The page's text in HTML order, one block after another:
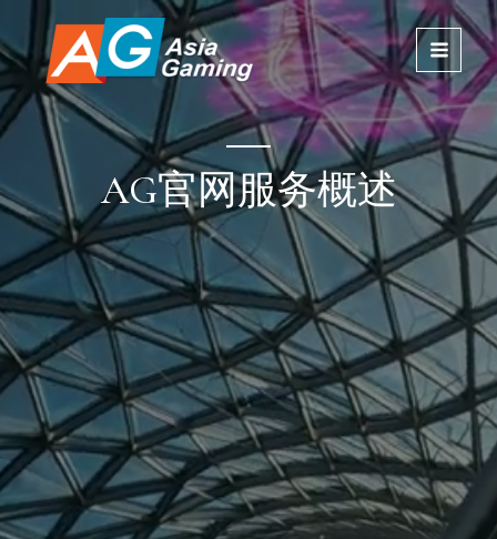
内
MAIN
MENU
AG官网服务概述